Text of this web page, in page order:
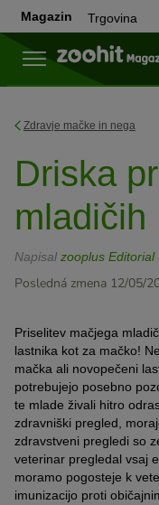
Magazin Trgovina
Zdravje mačke in nega
Driska
mladičih
Napisal zooplus Editorial
Posledná zmena 12/05/
Priselitev mačjega
lastnika kot za mačko!
mačka ali novopečeni
potrebujejo posebno
te mlade živali hitro
zdravniški pregled,
zdravstveni pregledi so
veterinar pregledal vsaj
moramo pogosteje k
imunizacijo proti